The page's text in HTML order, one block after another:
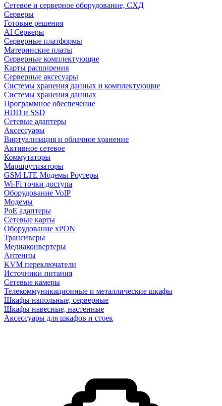
Сетевое и серверное оборудование, СХД
Cерверы
Готовые решения
AI Серверы
Серверные платформы
Материнские платы
Серверные комплектующие
Карты расширения
Серверные аксесуары
Системы хранения данных и комплектующие
Системы хранения данных
Программное обеспечение
HDD и SSD
Сетевые адаптеры
Аксессуары
Виртуализация и облачное хранение
Активное сетевое
Коммутаторы
Маршрутизаторы
GSM LTE Модемы Роутеры
Wi-Fi точки доступа
Оборудование VoIP
Модемы
PoE адаптеры
Сетевые карты
Оборудование xPON
Трансиверы
Медиаконвертеры
Антенны
KVM переключатели
Источники питания
Сетевые камеры
Телекоммуникационные и металлические шкафы
Шкафы напольные, серверные
Шкафы навесные, настенные
Аксессуары для шкафов и стоек